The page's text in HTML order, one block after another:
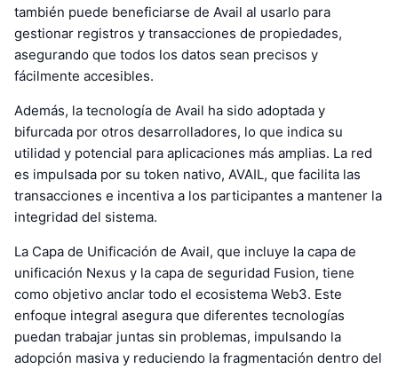
también puede beneficiarse de Avail al usarlo para
gestionar registros y transacciones de propiedades,
asegurando que todos los datos sean precisos y
fácilmente accesibles.
Además, la tecnología de Avail ha sido adoptada y
bifurcada por otros desarrolladores, lo que indica su
utilidad y potencial para aplicaciones más amplias. La red
es impulsada por su token nativo, AVAIL, que facilita las
transacciones e incentiva a los participantes a mantener la
integridad del sistema.
La Capa de Unificación de Avail, que incluye la capa de
unificación Nexus y la capa de seguridad Fusion, tiene
como objetivo anclar todo el ecosistema Web3. Este
enfoque integral asegura que diferentes tecnologías
puedan trabajar juntas sin problemas, impulsando la
adopción masiva y reduciendo la fragmentación dentro del